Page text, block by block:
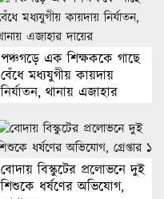
পঞ্চগড়ে এক শিক্ষককে গাছে
বেঁধে মধ্যযুগীয় কায়দায়
নির্যাতন, থানায় এজাহার
বোদায় বিস্কুটের প্রলোভনে দুই
শিশুকে ধর্ষণের অভিযোগ,